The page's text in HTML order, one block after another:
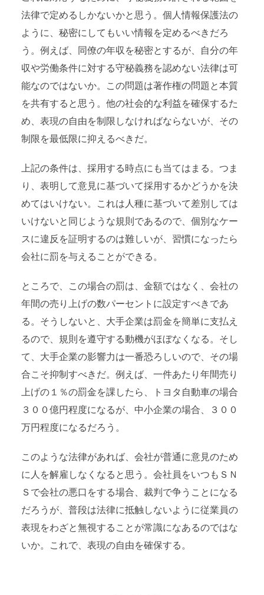
法律で定めるしかないかと思う。個人情報保護法の
ように、秘密にしてもいい情報を定めるべきだろ
う。例えば、同僚の年収を秘密とするが、自分の年
収や労働条件に対する守秘義務を認めない法律は可
能なのではないか。この問題は著作権の問題と本質
を共有すると思う。他の社会的な利益を確保するた
め、表現の自由を制限しなければならないが、その
制限を最低限に抑えるべきだ。
上記の条件は、採用する時点にも当てはまる。つま
り、表明して意見に基づいて採用するかどうかを決
めてはいけない。これは人種に基づいて差別しては
いけないと同じような規則であるので、個別なケー
スに違反を証明するのは難しいが、習慣になったら
会社に罰を与えることができる。
ところで、この場合の罰は、金額ではなく、会社の
年間の売り上げの数パーセントに設定すべきであ
る。そうしないと、大手企業は罰金を簡単に支払え
るので、規則を遵守する動機がほぼなくなる。そし
て、大手企業の影響力は一番恐ろしいので、その場
合こそ抑制すべきだ。例えば、一件あたり年間売り
上げの１％の罰金を課したら、トヨタ自動車の場合
３００億円程度になるが、中小企業の場合、３００
万円程度になるだろう。
このような法律があれば、会社が普通に意見のため
に人を解雇しなくなると思う。会社員をいつもＳＮ
Ｓで会社の悪口をする場合、裁判で争うことになる
だろうが、普段は法律に抵触しないように従業員の
表現をわざと無視することが常識になあるのではな
いか。これで、表現の自由を確保する。